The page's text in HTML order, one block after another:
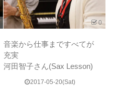
0
音楽から仕事まですべてが
充実
河田智子さん(Sax Lesson)
2017-05-20(Sat)